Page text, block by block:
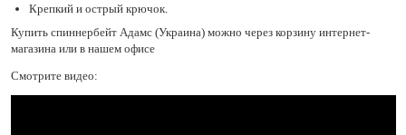
Крепкий и острый крючок.
Купить спиннербейт Адамс (Украина) можно через корзину интернет-
магазина или в нашем офисе
Смотрите видео: